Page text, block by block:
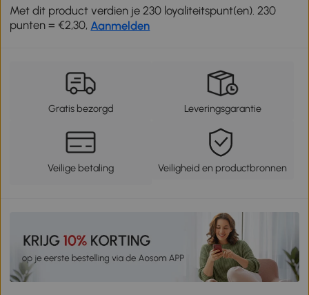
Met dit product verdien je 230 loyaliteitspunt(en). 230
punten = €2,30, Aanmelden
Gratis bezorgd Leveringsgarantie
Veilige betaling Veiligheid en productbronnen